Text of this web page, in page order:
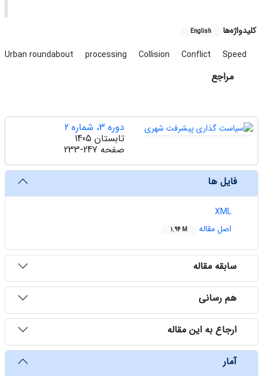
کلیدواژه‌ها English
Urban roundabout processing Collision Conflict Speed
مراجع
دوره 3، شماره 2
تابستان 1405
صفحه 233-247
فایل ها
XML
اصل مقاله
1.94 M
سابقه مقاله
هم رسانی
ارجاع به این مقاله
آمار